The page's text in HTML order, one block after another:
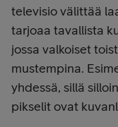
televisio välittää
tarjoaa tavallista
jossa valkoiset
mustempina.
yhdessä, sillä
pikselit ovat